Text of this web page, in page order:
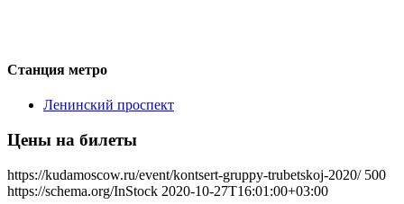
Станция метро
Ленинский проспект
Цены на билеты
https://kudamoscow.ru/event/kontsert-gruppy-trubetskoj-2020/ 500
https://schema.org/InStock 2020-10-27T16:01:00+03:00